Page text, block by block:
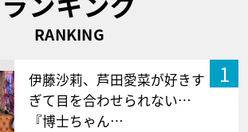
RANKING
1
伊藤沙莉、芦田愛菜が好きす
ぎて目を合わせられない…
『博士ちゃん…